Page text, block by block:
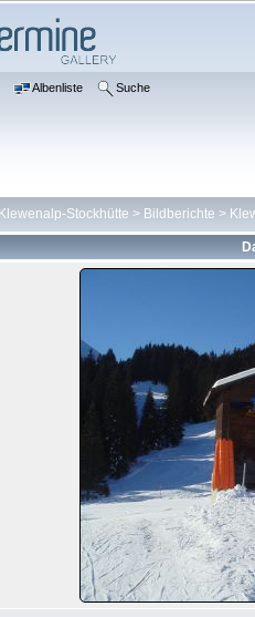
Albenliste Suche
Klewenalp-Stockhütte > Bildberichte >